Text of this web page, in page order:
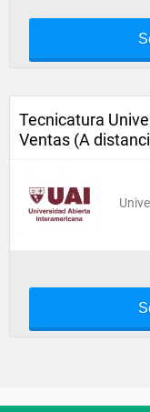
Tecnicatura
Ventas (A